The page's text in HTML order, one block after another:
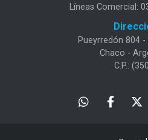
Líneas Comercial:
Pueyrredón 804
Chaco -
C.P.: